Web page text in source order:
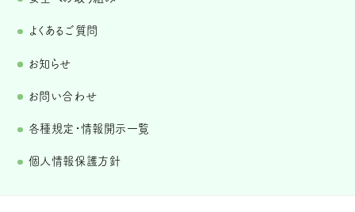
よくあるご質問
お知らせ
お問い合わせ
各種規定・情報開示一覧
個人情報保護方針